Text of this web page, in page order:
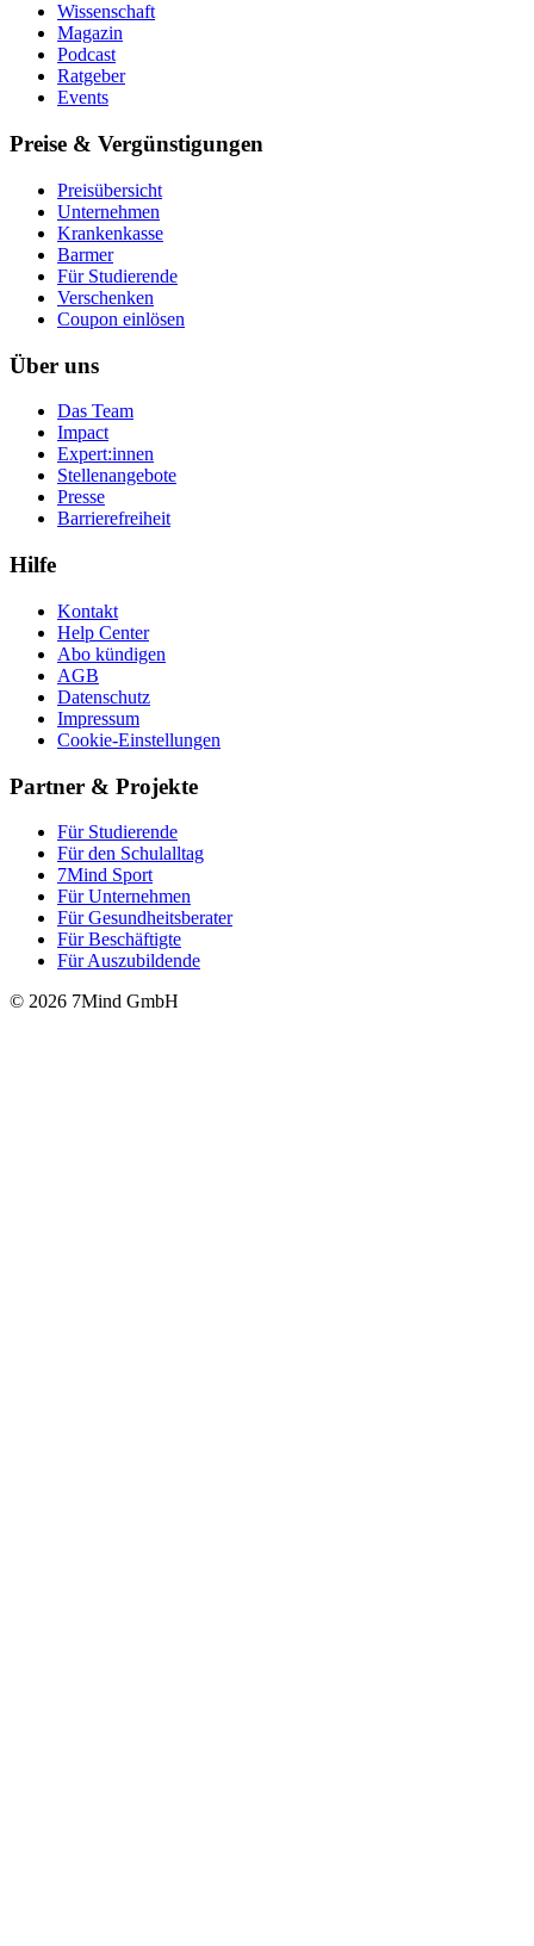
Wissenschaft
Magazin
Podcast
Ratgeber
Events
Preise & Vergünstigungen
Preisübersicht
Unternehmen
Krankenkasse
Barmer
Für Studierende
Ver­schen­ken
Coupon einlösen
Über uns
Das Team
Impact
Expert:innen
Stellenangebote
Presse
Barrierefreiheit
Hilfe
Kontakt
Help Center
Abo kündigen
AGB
Datenschutz
Impressum
Cookie-Einstellungen
Partner & Projekte
Für Stu­die­rende
Für den Schulalltag
7Mind Sport
Für Unter­neh­men
Für Gesund­heits­be­ra­ter
Für Beschäftigte
Für Auszubildende
© 2026 7Mind GmbH